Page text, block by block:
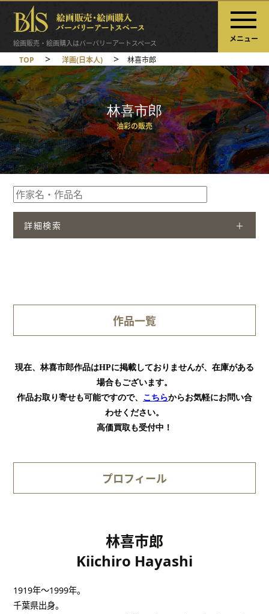
絵画販売・絵画購入はバーバリーアートスペース メニュー
TOP > 洋画(日本人) > 林喜市郎
林喜市郎
油彩の販売
詳細検索
作品一覧
現在、林喜市郎作品はHPに掲載しておりませんが、在庫がある
場合もございます。
作品お取り寄せも可能ですので、 こちらからお気軽にお問い合
わせください。
高価買取も受付中！
プロフィール
林喜市郎
Kiichiro Hayashi
1919年～1999年。
千葉県出身。